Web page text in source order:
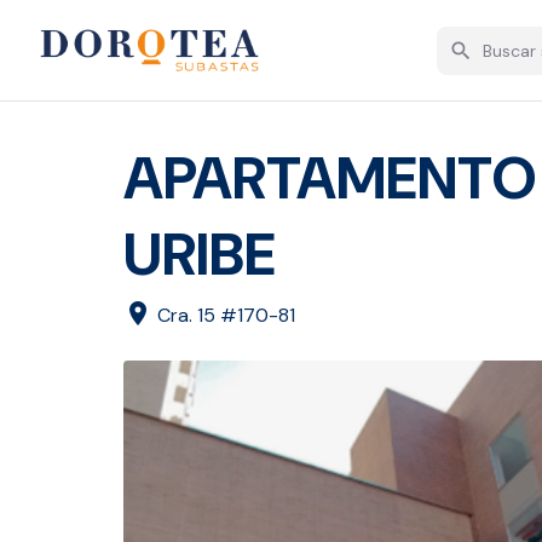
search
URIBE
location_on Cra. 15 #170-81